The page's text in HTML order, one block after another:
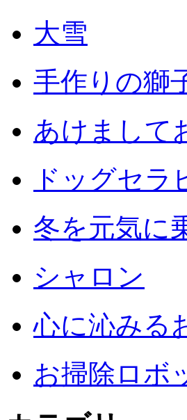
大雪
手作りの獅
あけまして
ドッグセラ
冬を元気に
シャロン
心に沁みる
お掃除ロボ